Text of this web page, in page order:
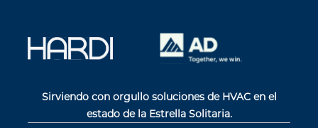
Sirviendo con orgullo soluciones de HVAC en el
estado de la Estrella Solitaria.